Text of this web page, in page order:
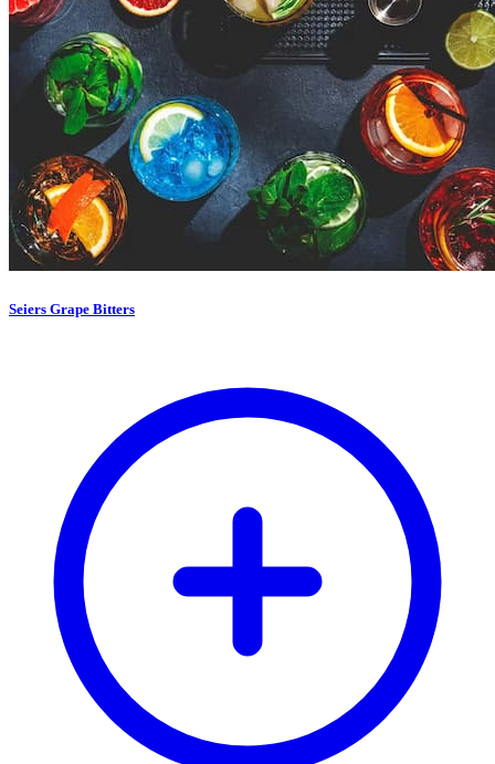
Seiers Grape Bitters